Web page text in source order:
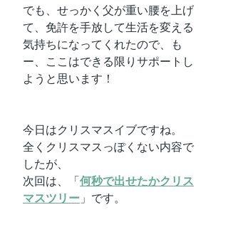
でも、せっかく父が重い腰を上げ
て、免許を手放して生活を変える
気持ちになってくれたので、も
ー、ここはできる限りサポートし
ようと思います！
今日はクリスマスイブですね。
全くクリスマスっぽくない内容で
したが、
次回は、「何秒で出せたかクリス
マスツリー 」です。